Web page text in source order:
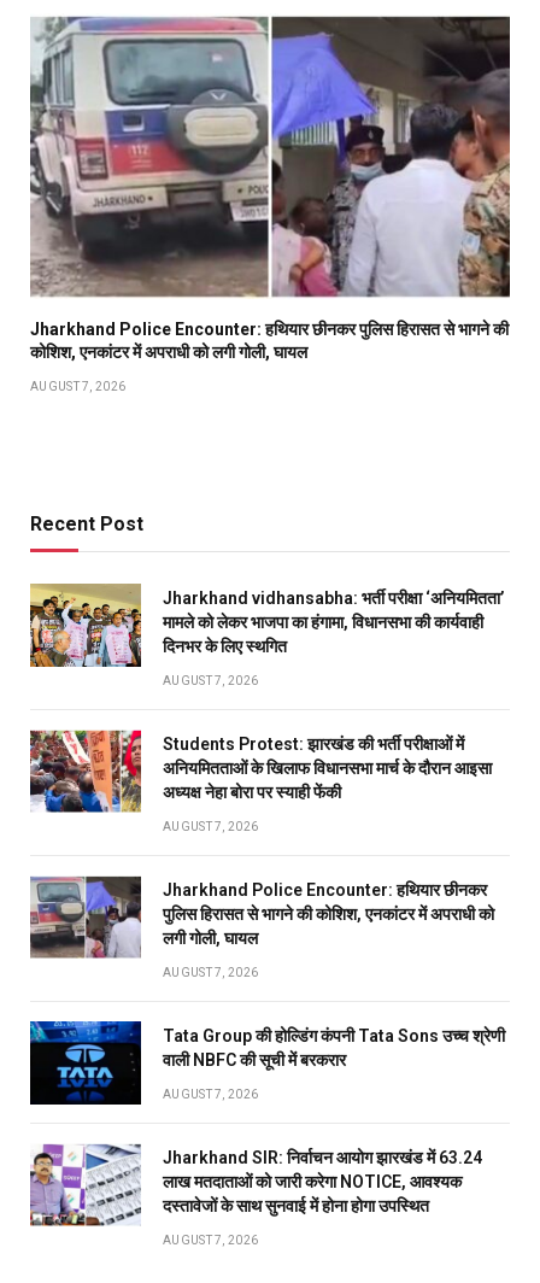
Jharkhand Police Encounter: हथियार छीनकर पुलिस हिरासत से भागने की
कोशिश, एनकांटर में अपराधी को लगी गोली, घायल
AUGUST 7, 2026
Recent Post
Jharkhand vidhansabha: भर्ती परीक्षा ‘अनियमितता’
मामले को लेकर भाजपा का हंगामा, विधानसभा की कार्यवाही
दिनभर के लिए स्थगित
AUGUST 7, 2026
Students Protest: झारखंड की भर्ती परीक्षाओं में
अनियमितताओं के खिलाफ विधानसभा मार्च के दौरान आइसा
अध्यक्ष नेहा बोरा पर स्याही फेंकी
AUGUST 7, 2026
Jharkhand Police Encounter: हथियार छीनकर
पुलिस हिरासत से भागने की कोशिश, एनकांटर में अपराधी को
लगी गोली, घायल
AUGUST 7, 2026
Tata Group की होल्डिंग कंपनी Tata Sons उच्च श्रेणी
वाली NBFC की सूची में बरकरार
AUGUST 7, 2026
Jharkhand SIR: निर्वाचन आयोग झारखंड में 63.24
लाख मतदाताओं को जारी करेगा NOTICE, आवश्यक
दस्तावेजों के साथ सुनवाई में होना होगा उपस्थित
AUGUST 7, 2026